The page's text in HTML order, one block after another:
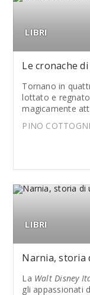
LIBRI
Le cronache
Tornano in
lottato e
magicamente
PINO
LIBRI
Narnia, storia
La Walt Disney
gli appassionati